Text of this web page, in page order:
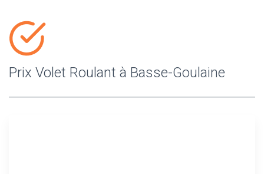
Prix Volet Roulant à Basse-Goulaine